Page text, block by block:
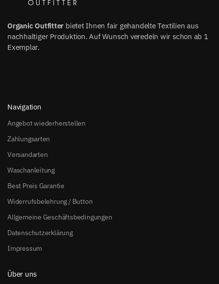
Organic Outfitter bietet Ihnen fair gehandelte Textilien aus
nachhaltiger Produktion. Auf Wunsch veredeln wir schon ab 1
Exemplar.
Navigation
Angebot wiederherstellen
Zahlungsarten
Versandarten
Waschanleitung
Best Preis Garantie
Widerrufsbelehrung / Button
Allgemeine Geschäftsbedingungen
Datenschutzerklärung
Impressum
Über uns